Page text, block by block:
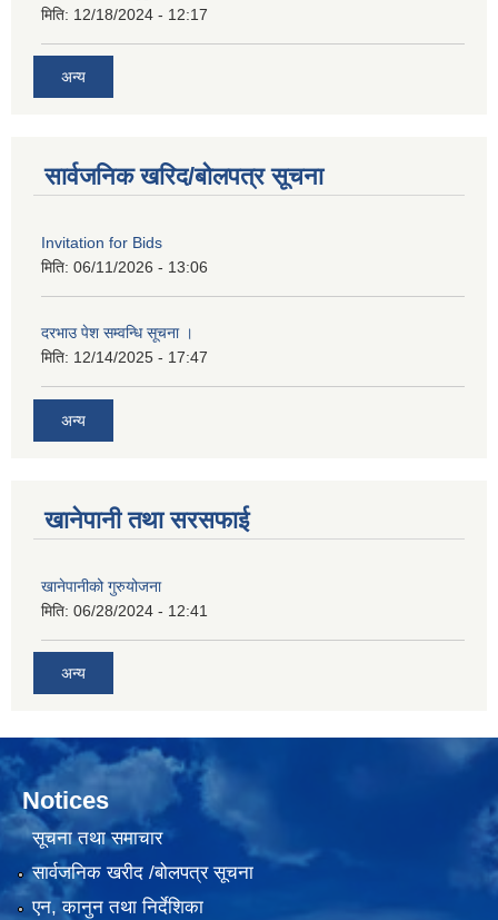
मिति: 12/18/2024 - 12:17
अन्य
सार्वजनिक खरिद/बोलपत्र सूचना
Invitation for Bids
मिति: 06/11/2026 - 13:06
दरभाउ पेश सम्वन्धि सूचना ।
मिति: 12/14/2025 - 17:47
अन्य
खानेपानी तथा सरसफाई
खानेपानीको गुरुयोजना
मिति: 06/28/2024 - 12:41
अन्य
Notices
सूचना तथा समाचार
सार्वजनिक खरीद /बोलपत्र सूचना
एन, कानुन तथा निर्देशिका